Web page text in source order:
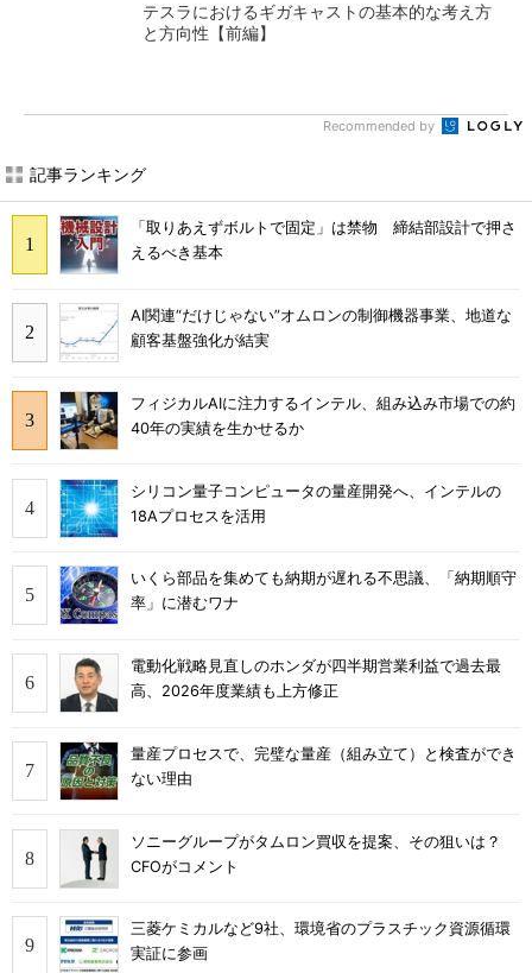
テスラにおけるギガキャストの基本的な考え方
と方向性【前編】
Recommended by
記事ランキング
「取りあえずボルトで固定」は禁物 締結部設計で押さ
えるべき基本
AI関連“だけじゃない”オムロンの制御機器事業、地道な
顧客基盤強化が結実
フィジカルAIに注力するインテル、組み込み市場での約
40年の実績を生かせるか
シリコン量子コンピュータの量産開発へ、インテルの
18Aプロセスを活用
いくら部品を集めても納期が遅れる不思議、「納期順守
率」に潜むワナ
電動化戦略見直しのホンダが四半期営業利益で過去最
高、2026年度業績も上方修正
量産プロセスで、完璧な量産（組み立て）と検査ができ
ない理由
ソニーグループがタムロン買収を提案、その狙いは？
CFOがコメント
三菱ケミカルなど9社、環境省のプラスチック資源循環
実証に参画